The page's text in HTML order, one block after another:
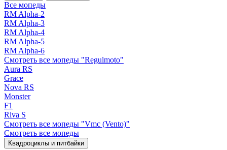
Все мопеды
RM Alpha-2
RM Alpha-3
RM Alpha-4
RM Alpha-5
RM Alpha-6
Смотреть все мопеды "Regulmoto"
Aura RS
Grace
Nova RS
Monster
F1
Riva S
Смотреть все мопеды "Vmc (Vento)"
Смотреть все мопеды
Квадроциклы и питбайки